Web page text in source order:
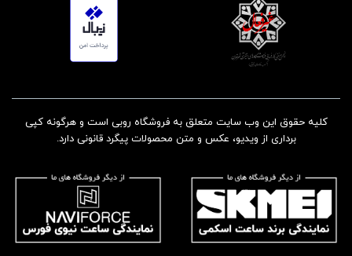
کلیه حقوق این وب سایت متعلق به فروشگاه روبی است و هرگونه کپی
برداری از ویدیو، عکس و متن محصولات پیگرد قانونی دارد.